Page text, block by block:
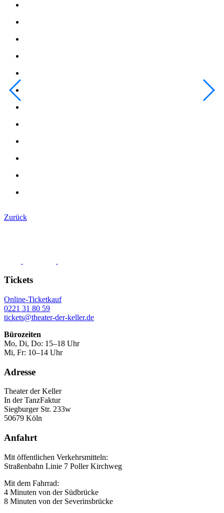
Zurück
Tickets
Online-Ticketkauf
0221 31 80 59
tickets@theater-der-keller.de
Bürozeiten
Mo, Di, Do: 15–18 Uhr
Mi, Fr: 10–14 Uhr
Adresse
Theater der Keller
In der TanzFaktur
Siegburger Str. 233w
50679 Köln
Anfahrt
Mit öffentlichen Verkehrsmitteln:
Straßenbahn Linie 7 Poller Kirchweg
Mit dem Fahrrad:
4 Minuten von der Südbrücke
8 Minuten von der Severinsbrücke